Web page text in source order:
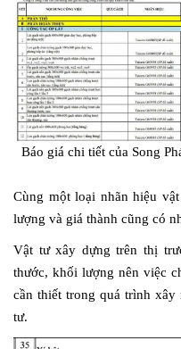
Báo giá chi tiết của Song
Cùng một loại nhãn hiệu
lượng và giá thành cũng có
Vật tư xây dựng trên thị
thước, khối lượng nên việc
cần thiết trong quá trình
tư.